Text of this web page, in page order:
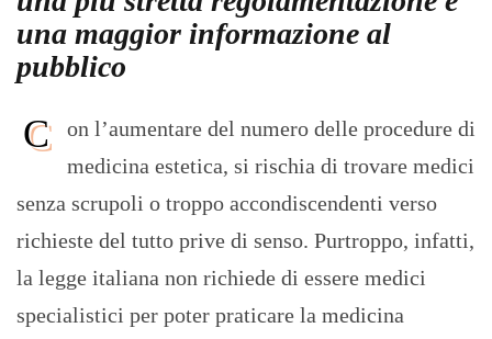
una maggior informazione al
pubblico
C
on l’aumentare del numero delle procedure di
medicina estetica, si rischia di trovare medici
senza scrupoli o troppo accondiscendenti verso
richieste del tutto prive di senso. Purtroppo, infatti,
la legge italiana non richiede di essere medici
specialistici per poter praticare la medicina